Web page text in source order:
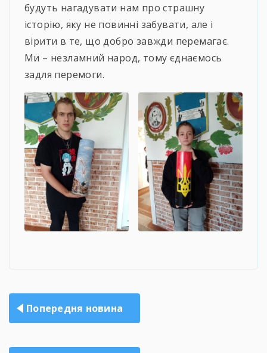
будуть нагадувати нам про страшну
історію, яку не повинні забувати, але і
вірити в те, що добро завжди перемагає.
Ми – незламний народ, тому єднаємось
задля перемоги.
Навігація
записів
Попередня новина